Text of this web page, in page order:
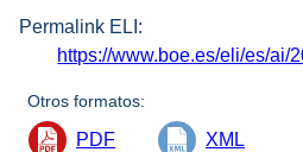
Permalink ELI:
https://www.boe.es/eli/es/ai/
Otros formatos:
PDF XML